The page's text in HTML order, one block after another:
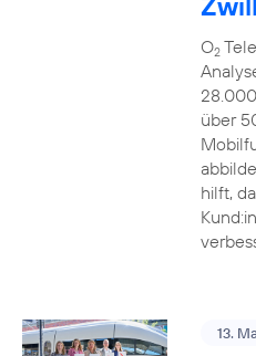
O2
über
hilft,
13.